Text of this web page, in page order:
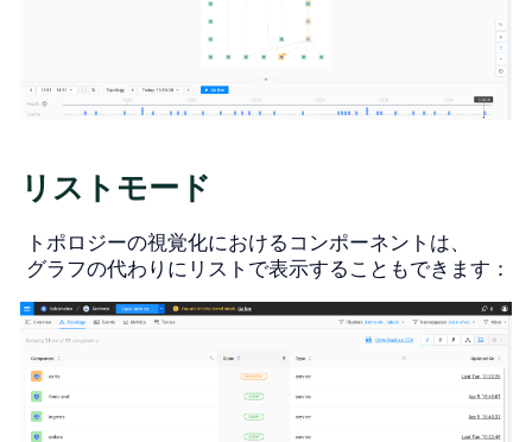
リストモード
トポロジーの視覚化におけるコンポーネントは、
グラフの代わりにリストで表示することもできます：